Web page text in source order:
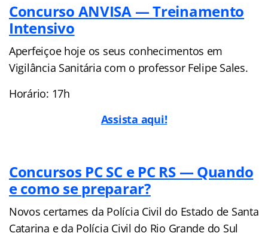
Concurso ANVISA — Treinamento
Intensivo
Aperfeiçoe hoje os seus conhecimentos em
Vigilância Sanitária com o professor Felipe Sales.
Horário: 17h
Assista aqui!
Concursos PC SC e PC RS — Quando
e como se preparar?
Novos certames da Polícia Civil do Estado de Santa
Catarina e da Polícia Civil do Rio Grande do Sul